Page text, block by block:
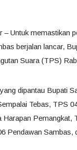
– Untuk memastikan
berjalan lancar,
Suara (TPS)
dipantau Bupati
Tebas, TPS
Harapan
Pendawan Sambas,